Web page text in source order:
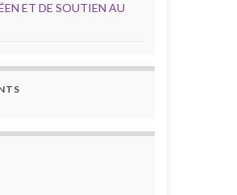
ET DE SOUTIEN AU